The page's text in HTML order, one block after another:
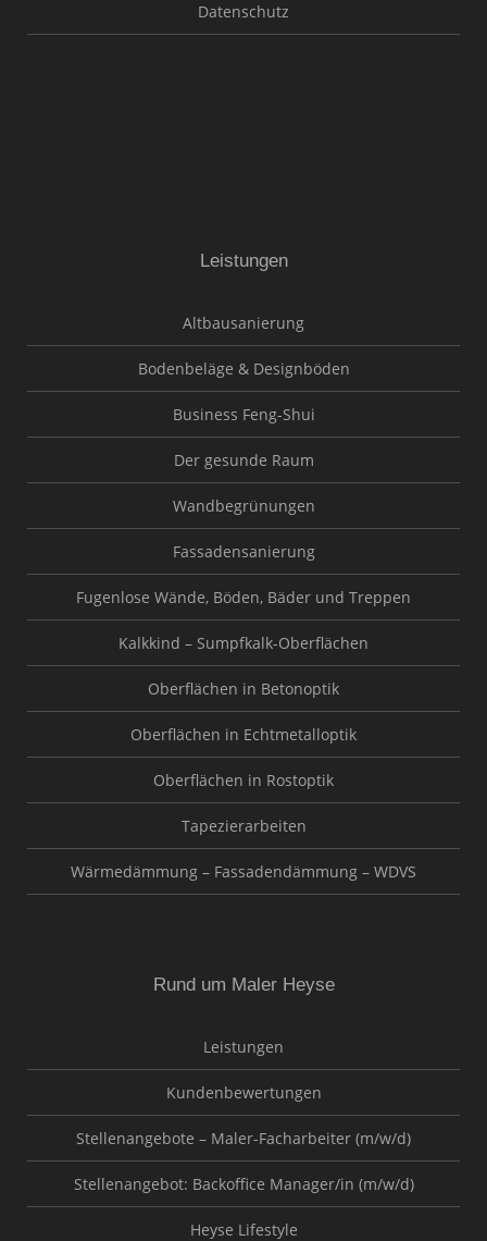
Datenschutz
Leistungen
Altbausanierung
Bodenbeläge & Designböden
Business Feng-Shui
Der gesunde Raum
Wandbegrünungen
Fassadensanierung
Fugenlose Wände, Böden, Bäder und Treppen
Kalkkind – Sumpfkalk-Oberflächen
Oberflächen in Betonoptik
Oberflächen in Echtmetalloptik
Oberflächen in Rostoptik
Tapezierarbeiten
Wärmedämmung – Fassadendämmung – WDVS
Rund um Maler Heyse
Leistungen
Kundenbewertungen
Stellenangebote – Maler-Facharbeiter (m/w/d)
Stellenangebot: Backoffice Manager/in (m/w/d)
Heyse Lifestyle